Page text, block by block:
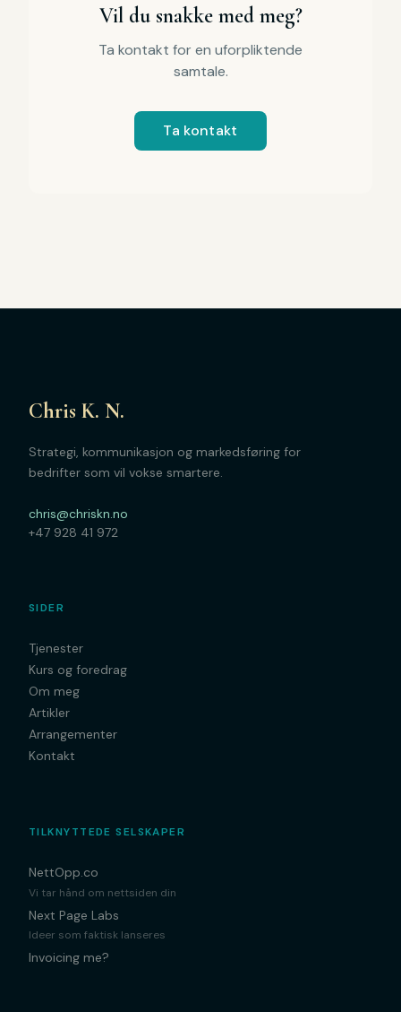
Vil du snakke med meg?
Ta kontakt for en uforpliktende
samtale.
Ta kontakt
Chris K. N.
Strategi, kommunikasjon og markedsføring for
bedrifter som vil vokse smartere.
chris@chriskn.no
+47 928 41 972
SIDER
Tjenester
Kurs og foredrag
Om meg
Artikler
Arrangementer
Kontakt
TILKNYTTEDE SELSKAPER
NettOpp.co
Vi tar hånd om nettsiden din
Next Page Labs
Ideer som faktisk lanseres
Invoicing me?